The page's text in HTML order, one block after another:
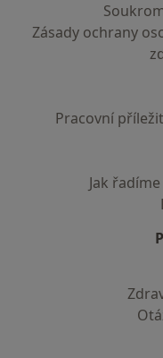
Zásady ochrany
Pracovní
Jak